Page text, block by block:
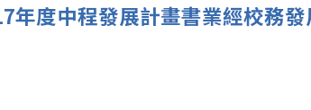
年度中程發展計畫書業經校務